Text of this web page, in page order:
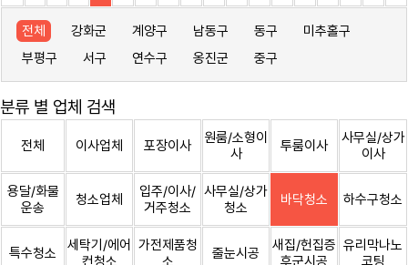
전체 강화군 계양구 남동구 동구
미추홀구
부평구
서구 연수구 옹진군 중구
분류 별 업체 검색
전체 이사업체 포장이사
원룸/소형이
사
투룸이사
사무실/상가
이사
용달/화물
운송
청소업체
입주/이사/
거주청소
사무실/상가
청소
바닥청소 하수구청소
특수청소
세탁기/에어
컨청소
가전제품청
소
줄눈시공
새집/헌집증
후군시공
유리막나노
코팅